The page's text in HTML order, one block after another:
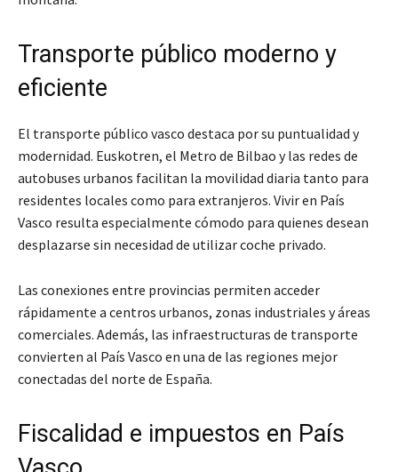
Transporte público moderno y
eficiente
El transporte público vasco destaca por su puntualidad y
modernidad. Euskotren, el Metro de Bilbao y las redes de
autobuses urbanos facilitan la movilidad diaria tanto para
residentes locales como para extranjeros. Vivir en País
Vasco resulta especialmente cómodo para quienes desean
desplazarse sin necesidad de utilizar coche privado.
Las conexiones entre provincias permiten acceder
rápidamente a centros urbanos, zonas industriales y áreas
comerciales. Además, las infraestructuras de transporte
convierten al País Vasco en una de las regiones mejor
conectadas del norte de España.
Fiscalidad e impuestos en País